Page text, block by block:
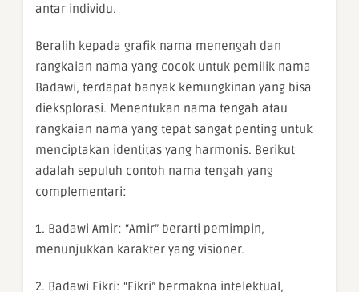
antar individu.
Beralih kepada grafik nama menengah dan
rangkaian nama yang cocok untuk pemilik nama
Badawi, terdapat banyak kemungkinan yang bisa
dieksplorasi. Menentukan nama tengah atau
rangkaian nama yang tepat sangat penting untuk
menciptakan identitas yang harmonis. Berikut
adalah sepuluh contoh nama tengah yang
complementari:
1. Badawi Amir: “Amir” berarti pemimpin,
menunjukkan karakter yang visioner.
2. Badawi Fikri: “Fikri” bermakna intelektual,